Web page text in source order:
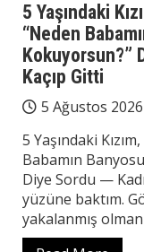
5 Yaşındaki
“Neden
Kokuyorsun?”
Kaçıp Gitti
5 Ağustos 2026
5 Yaşındaki
Babamın
Diye Sordu —
yüzüne baktım.
yakalanmış